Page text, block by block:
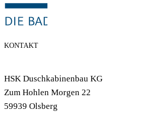
KONTAKT
HSK Duschkabinenbau KG
Zum Hohlen Morgen 22
59939 Olsberg